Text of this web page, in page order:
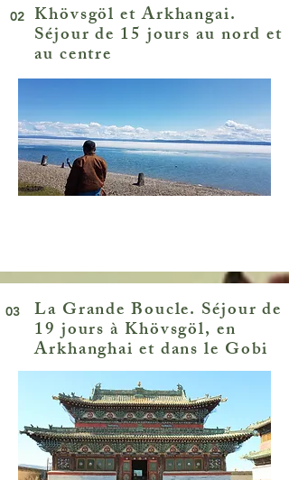
02 Khövsgöl et Arkhangai.
Séjour de 15 jours au nord et
au centre
03 La Grande Boucle. Séjour de
19 jours à Khövsgöl, en
Arkhanghai et dans le Gobi